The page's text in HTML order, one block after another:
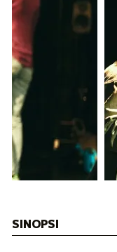
SINOPSI